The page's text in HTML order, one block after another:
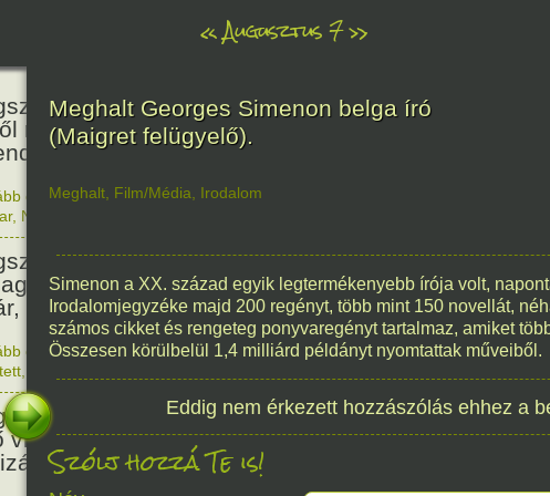
«Augusztus 7»
Báthori Erzsébet,
rémséges és kegyetlen
éltek.
466
olvasom|Nincs hozzászólás, szólj hozzá!
, Nő
Kondor Gusztáv
matematikus, egyetemi
akadémikus.
201éve
olvasom|Nincs hozzászólás, szólj hozzá!
Mata Hari, a híres
világháborús táncosnő,
és kém.
150éve
Meghalt Georges Simenon belga író
(Maigret felügyelő).
Meghalt Film/Média Irodalom
Simenon a XX. század egyik legtermékenyebb írója volt,
Irodalomjegyzéke majd 200 regényt, több mint 150 novellát,
számos cikket és rengeteg ponyvaregényt tartalmaz, amiket
Összesen körülbelül 1,4 milliárd példányt nyomtattak műveiből.
Eddig nem érkezett hozzászólás ehhez a
Szólj hozzá Te is!